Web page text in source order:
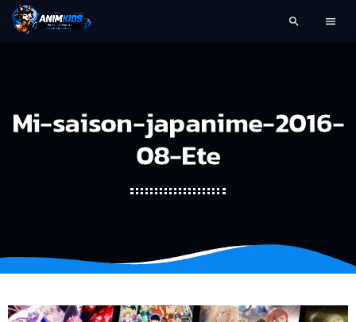
search menu
Mi-saison-japanime-2016-
08-Ete